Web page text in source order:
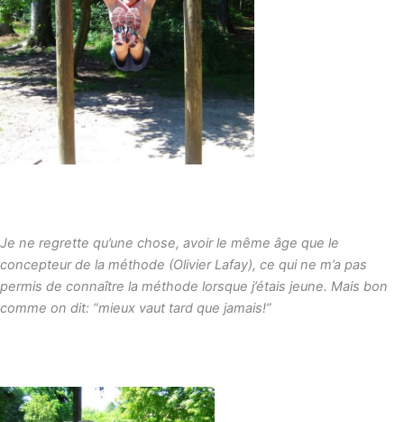
Je ne regrette qu’une chose, avoir le même âge que le
concepteur de la méthode (Olivier Lafay), ce qui ne m’a pas
permis de connaître la méthode lorsque j’étais jeune. Mais bon
comme on dit: “mieux vaut tard que jamais!”